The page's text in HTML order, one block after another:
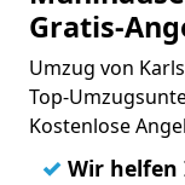
Gratis-
Umzug von
Top-
Kostenlose
✓ Wir